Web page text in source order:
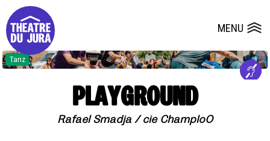
MENU
Presse Dépôts de dossiers
Tanz
PLAYGROUND
Rafael Smadja / cie ChamploO